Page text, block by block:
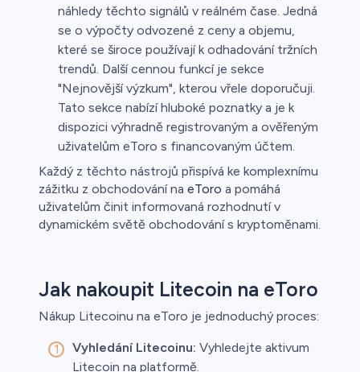
náhledy těchto signálů v reálném čase. Jedná
se o výpočty odvozené z ceny a objemu,
které se široce používají k odhadování tržních
trendů. Další cennou funkcí je sekce
"Nejnovější výzkum", kterou vřele doporučuji.
Tato sekce nabízí hluboké poznatky a je k
dispozici výhradně registrovaným a ověřeným
uživatelům eToro s financovaným účtem.
Každý z těchto nástrojů přispívá ke komplexnímu
zážitku z obchodování na eToro a pomáhá
uživatelům činit informovaná rozhodnutí v
dynamickém světě obchodování s kryptoměnami.
Jak nakoupit Litecoin na eToro
Nákup Litecoinu na eToro je jednoduchý proces:
Vyhledání Litecoinu: Vyhledejte aktivum
Litecoin na platformě.